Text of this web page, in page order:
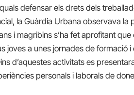
defensar els drets dels
la Guàrdia Urbana observava la
i magribins s’ha fet aprofitant
joves a unes jornades de formació
d’aquestes activitats es
personals i laborals de